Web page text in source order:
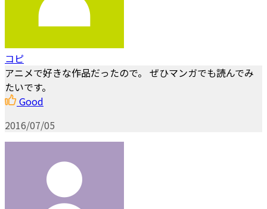
コピ
アニメで好きな作品だったので。 ぜひマンガでも読んでみ
たいです。
Good
2016/07/05